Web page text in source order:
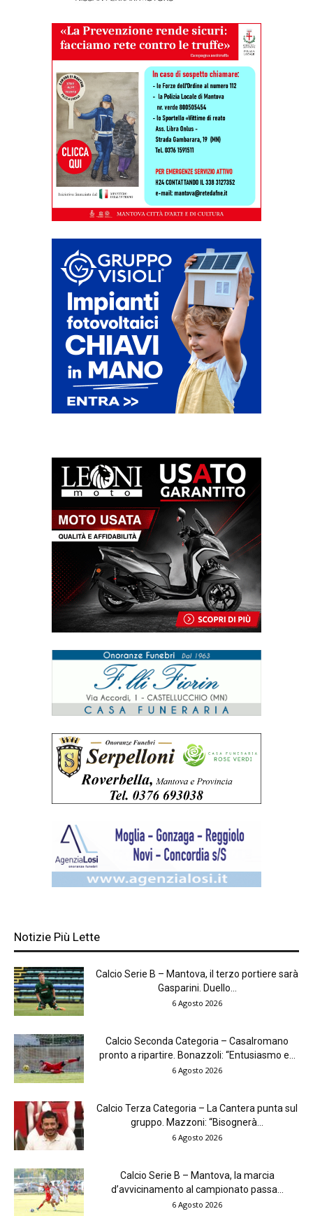
Notizie Più Lette
Calcio Serie B – Mantova, il terzo portiere sarà
Gasparini. Duello...
6 Agosto 2026
Calcio Seconda Categoria – Casalromano
pronto a ripartire. Bonazzoli: “Entusiasmo e...
6 Agosto 2026
Calcio Terza Categoria – La Cantera punta sul
gruppo. Mazzoni: “Bisognerà...
6 Agosto 2026
Calcio Serie B – Mantova, la marcia
d’avvicinamento al campionato passa...
6 Agosto 2026